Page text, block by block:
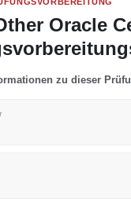
Oracle
zu dieser